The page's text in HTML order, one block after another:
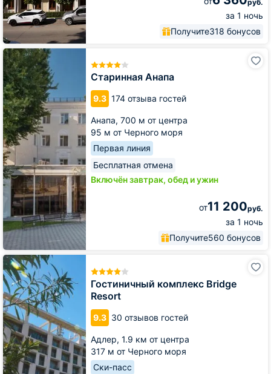
руб.
за 1 ночь
Получите318 бонусов
Старинная Анапа
9.3 174 отзыва гостей
Анапа, 700 м от центра
95 м от Черного моря
Первая линия
Бесплатная отмена
Включён завтрак, обед и ужин
от11 200руб.
за 1 ночь
Получите560 бонусов
Старинная
Анапа
Гостиничный комплекс Bridge
Resort
9.3 30 отзывов гостей
Адлер, 1.9 км от центра
317 м от Черного моря
Ски-пасс
Гостиничный
комплекс
Bridge
Resort